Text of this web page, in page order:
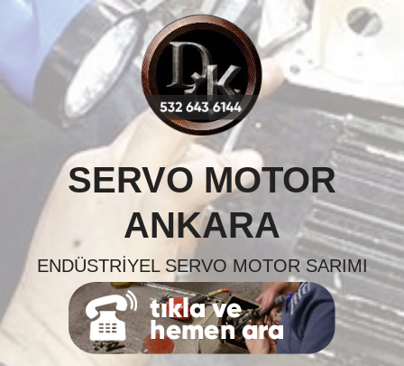
Skip
content
SERVO MOTOR
ANKARA
ENDÜSTRIYEL SERVO MOTOR SARIMI